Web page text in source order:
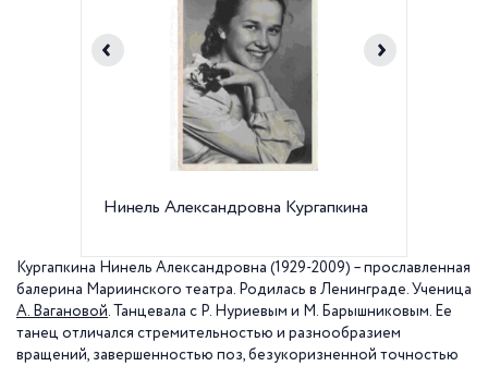
Нинель Александровна Кургапкина
Кургапкина Нинель Александровна (1929-2009) – прославленная
балерина Мариинского театра. Родилась в Ленинграде. Ученица
А. Вагановой. Танцевала с Р. Нуриевым и М. Барышниковым. Ее
танец отличался стремительностью и разнообразием
вращений, завершенностью поз, безукоризненной точностью